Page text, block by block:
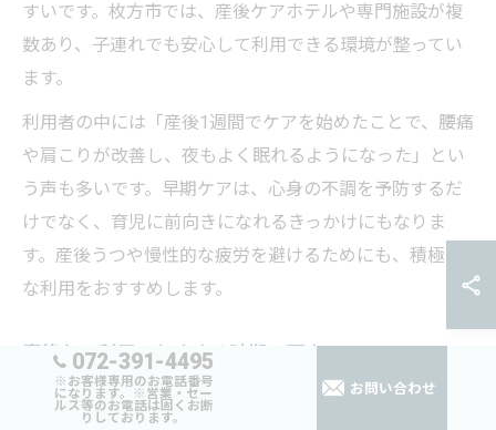
すいです。枚方市では、産後ケアホテルや専門施設が複
数あり、子連れでも安心して利用できる環境が整ってい
ます。
利用者の中には「産後1週間でケアを始めたことで、腰痛
や肩こりが改善し、夜もよく眠れるようになった」とい
う声も多いです。早期ケアは、心身の不調を予防するだ
けでなく、育児に前向きになれるきっかけにもなりま
す。産後うつや慢性的な疲労を避けるためにも、積極的
な利用をおすすめします。
産後ケア利用のおすすめ時期と理由
産後ケアの利用は「退院直後〜赤ちゃんが生後2か月ま
072-391-4495
※お客様専用のお電話番号
になります。※営業・セー
ルス等のお電話は固くお断
りしております。
お問い合わせ